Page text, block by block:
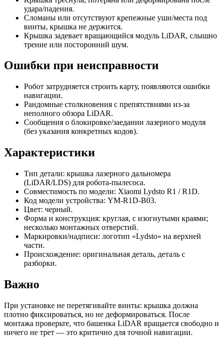
удара/падения.
Сломаны или отсутствуют крепежные уши/места под
винты, крышка не держится.
Крышка задевает вращающийся модуль LiDAR, слышно
трение или посторонний шум.
Ошибки при неисправности
Робот затрудняется строить карту, появляются ошибки
навигации.
Рандомные столкновения с препятствиями из-за
неполного обзора LiDAR.
Сообщения о блокировке/заедании лазерного модуля
(без указания конкретных кодов).
Характеристики
Тип детали: крышка лазерного дальномера
(LiDAR/LDS) для робота‑пылесоса.
Совместимость по модели: Xiaomi Lydsto R1 / R1D.
Код модели устройства: YM-R1D-B03.
Цвет: черный.
Форма и конструкция: круглая, с изогнутыми краями;
несколько монтажных отверстий.
Маркировки/надписи: логотип «Lydsto» на верхней
части.
Происхождение: оригинальная деталь, деталь с
разборки.
Важно
При установке не перетягивайте винты: крышка должна
плотно фиксироваться, но не деформироваться. После
монтажа проверьте, что башенка LiDAR вращается свободно и
ничего не трет — это критично для точной навигации.